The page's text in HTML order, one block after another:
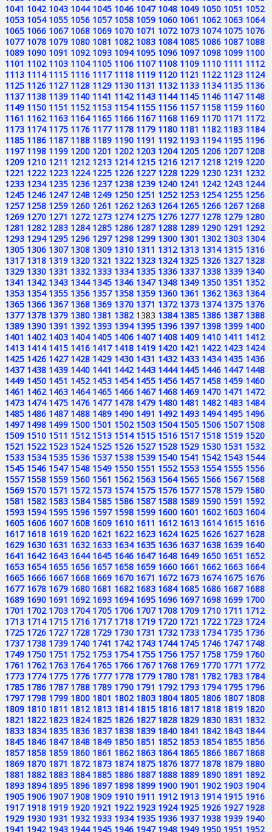
1041 1042 1043 1044 1045 1046 1047 1048 1049 1050 1051 1052
1053 1054 1055 1056 1057 1058 1059 1060 1061 1062 1063 1064
1065 1066 1067 1068 1069 1070 1071 1072 1073 1074 1075 1076
1077 1078 1079 1080 1081 1082 1083 1084 1085 1086 1087 1088
1089 1090 1091 1092 1093 1094 1095 1096 1097 1098 1099 1100
1101 1102 1103 1104 1105 1106 1107 1108 1109 1110 1111 1112
1113 1114 1115 1116 1117 1118 1119 1120 1121 1122 1123 1124
1125 1126 1127 1128 1129 1130 1131 1132 1133 1134 1135 1136
1137 1138 1139 1140 1141 1142 1143 1144 1145 1146 1147 1148
1149 1150 1151 1152 1153 1154 1155 1156 1157 1158 1159 1160
1161 1162 1163 1164 1165 1166 1167 1168 1169 1170 1171 1172
1173 1174 1175 1176 1177 1178 1179 1180 1181 1182 1183 1184
1185 1186 1187 1188 1189 1190 1191 1192 1193 1194 1195 1196
1197 1198 1199 1200 1201 1202 1203 1204 1205 1206 1207 1208
1209 1210 1211 1212 1213 1214 1215 1216 1217 1218 1219 1220
1221 1222 1223 1224 1225 1226 1227 1228 1229 1230 1231 1232
1233 1234 1235 1236 1237 1238 1239 1240 1241 1242 1243 1244
1245 1246 1247 1248 1249 1250 1251 1252 1253 1254 1255 1256
1257 1258 1259 1260 1261 1262 1263 1264 1265 1266 1267 1268
1269 1270 1271 1272 1273 1274 1275 1276 1277 1278 1279 1280
1281 1282 1283 1284 1285 1286 1287 1288 1289 1290 1291 1292
1293 1294 1295 1296 1297 1298 1299 1300 1301 1302 1303 1304
1305 1306 1307 1308 1309 1310 1311 1312 1313 1314 1315 1316
1317 1318 1319 1320 1321 1322 1323 1324 1325 1326 1327 1328
1329 1330 1331 1332 1333 1334 1335 1336 1337 1338 1339 1340
1341 1342 1343 1344 1345 1346 1347 1348 1349 1350 1351 1352
1353 1354 1355 1356 1357 1358 1359 1360 1361 1362 1363 1364
1365 1366 1367 1368 1369 1370 1371 1372 1373 1374 1375 1376
1377 1378 1379 1380 1381 1382 1383 1384 1385 1386 1387 1388
1389 1390 1391 1392 1393 1394 1395 1396 1397 1398 1399 1400
1401 1402 1403 1404 1405 1406 1407 1408 1409 1410 1411 1412
1413 1414 1415 1416 1417 1418 1419 1420 1421 1422 1423 1424
1425 1426 1427 1428 1429 1430 1431 1432 1433 1434 1435 1436
1437 1438 1439 1440 1441 1442 1443 1444 1445 1446 1447 1448
1449 1450 1451 1452 1453 1454 1455 1456 1457 1458 1459 1460
1461 1462 1463 1464 1465 1466 1467 1468 1469 1470 1471 1472
1473 1474 1475 1476 1477 1478 1479 1480 1481 1482 1483 1484
1485 1486 1487 1488 1489 1490 1491 1492 1493 1494 1495 1496
1497 1498 1499 1500 1501 1502 1503 1504 1505 1506 1507 1508
1509 1510 1511 1512 1513 1514 1515 1516 1517 1518 1519 1520
1521 1522 1523 1524 1525 1526 1527 1528 1529 1530 1531 1532
1533 1534 1535 1536 1537 1538 1539 1540 1541 1542 1543 1544
1545 1546 1547 1548 1549 1550 1551 1552 1553 1554 1555 1556
1557 1558 1559 1560 1561 1562 1563 1564 1565 1566 1567 1568
1569 1570 1571 1572 1573 1574 1575 1576 1577 1578 1579 1580
1581 1582 1583 1584 1585 1586 1587 1588 1589 1590 1591 1592
1593 1594 1595 1596 1597 1598 1599 1600 1601 1602 1603 1604
1605 1606 1607 1608 1609 1610 1611 1612 1613 1614 1615 1616
1617 1618 1619 1620 1621 1622 1623 1624 1625 1626 1627 1628
1629 1630 1631 1632 1633 1634 1635 1636 1637 1638 1639 1640
1641 1642 1643 1644 1645 1646 1647 1648 1649 1650 1651 1652
1653 1654 1655 1656 1657 1658 1659 1660 1661 1662 1663 1664
1665 1666 1667 1668 1669 1670 1671 1672 1673 1674 1675 1676
1677 1678 1679 1680 1681 1682 1683 1684 1685 1686 1687 1688
1689 1690 1691 1692 1693 1694 1695 1696 1697 1698 1699 1700
1701 1702 1703 1704 1705 1706 1707 1708 1709 1710 1711 1712
1713 1714 1715 1716 1717 1718 1719 1720 1721 1722 1723 1724
1725 1726 1727 1728 1729 1730 1731 1732 1733 1734 1735 1736
1737 1738 1739 1740 1741 1742 1743 1744 1745 1746 1747 1748
1749 1750 1751 1752 1753 1754 1755 1756 1757 1758 1759 1760
1761 1762 1763 1764 1765 1766 1767 1768 1769 1770 1771 1772
1773 1774 1775 1776 1777 1778 1779 1780 1781 1782 1783 1784
1785 1786 1787 1788 1789 1790 1791 1792 1793 1794 1795 1796
1797 1798 1799 1800 1801 1802 1803 1804 1805 1806 1807 1808
1809 1810 1811 1812 1813 1814 1815 1816 1817 1818 1819 1820
1821 1822 1823 1824 1825 1826 1827 1828 1829 1830 1831 1832
1833 1834 1835 1836 1837 1838 1839 1840 1841 1842 1843 1844
1845 1846 1847 1848 1849 1850 1851 1852 1853 1854 1855 1856
1857 1858 1859 1860 1861 1862 1863 1864 1865 1866 1867 1868
1869 1870 1871 1872 1873 1874 1875 1876 1877 1878 1879 1880
1881 1882 1883 1884 1885 1886 1887 1888 1889 1890 1891 1892
1893 1894 1895 1896 1897 1898 1899 1900 1901 1902 1903 1904
1905 1906 1907 1908 1909 1910 1911 1912 1913 1914 1915 1916
1917 1918 1919 1920 1921 1922 1923 1924 1925 1926 1927 1928
1929 1930 1931 1932 1933 1934 1935 1936 1937 1938 1939 1940
1941 1942 1943 1944 1945 1946 1947 1948 1949 1950 1951 1952